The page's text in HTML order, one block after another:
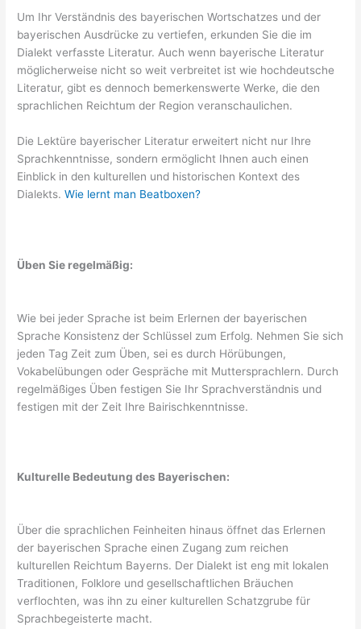
Um Ihr Verständnis des bayerischen Wortschatzes und der
bayerischen Ausdrücke zu vertiefen, erkunden Sie die im
Dialekt verfasste Literatur. Auch wenn bayerische Literatur
möglicherweise nicht so weit verbreitet ist wie hochdeutsche
Literatur, gibt es dennoch bemerkenswerte Werke, die den
sprachlichen Reichtum der Region veranschaulichen.
Die Lektüre bayerischer Literatur erweitert nicht nur Ihre
Sprachkenntnisse, sondern ermöglicht Ihnen auch einen
Einblick in den kulturellen und historischen Kontext des
Dialekts.Wie lernt man Beatboxen?
Üben Sie regelmäßig:
Wie bei jeder Sprache ist beim Erlernen der bayerischen
Sprache Konsistenz der Schlüssel zum Erfolg. Nehmen Sie sich
jeden Tag Zeit zum Üben, sei es durch Hörübungen,
Vokabelübungen oder Gespräche mit Muttersprachlern. Durch
regelmäßiges Üben festigen Sie Ihr Sprachverständnis und
festigen mit der Zeit Ihre Bairischkenntnisse.
Kulturelle Bedeutung des Bayerischen:
Über die sprachlichen Feinheiten hinaus öffnet das Erlernen
der bayerischen Sprache einen Zugang zum reichen
kulturellen Reichtum Bayerns. Der Dialekt ist eng mit lokalen
Traditionen, Folklore und gesellschaftlichen Bräuchen
verflochten, was ihn zu einer kulturellen Schatzgrube für
Sprachbegeisterte macht.